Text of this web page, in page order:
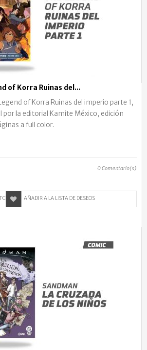
of Korra Ruinas del...
of Korra Ruinas del imperio parte 1,
por la editorial Kamite México, edición
a full color.
0Comentario(s)
AÑADIR A LA LISTA DE DESEOS